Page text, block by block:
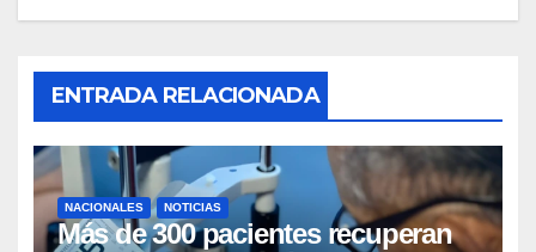
ENTRADA RELACIONADA
NACIONALES NOTICIAS
Más de 300 pacientes recuperan